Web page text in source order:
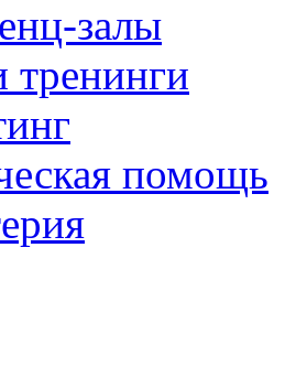
залы
тренинги
помощь